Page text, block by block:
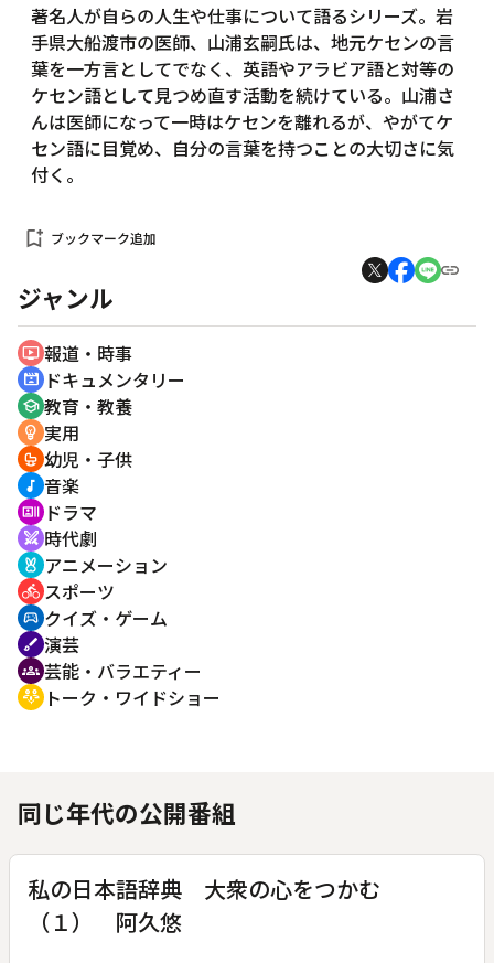
著名人が自らの人生や仕事について語るシリーズ。岩
手県大船渡市の医師、山浦玄嗣氏は、地元ケセンの言
葉を一方言としてでなく、英語やアラビア語と対等の
ケセン語として見つめ直す活動を続けている。山浦さ
んは医師になって一時はケセンを離れるが、やがてケ
セン語に目覚め、自分の言葉を持つことの大切さに気
付く。
bookmark_add ブックマーク追加
ジャンル
ondemand_video 報道・時事
cinematic_blur ドキュメンタリー
school 教育・教養
emoji_objects 実用
crib 幼児・子供
music_note 音楽
recent_actors ドラマ
swords 時代劇
cruelty_free アニメーション
directions_bike スポーツ
sports_esports クイズ・ゲーム
brush 演芸
groups 芸能・バラエティー
adaptive_audio_mic トーク・ワイドショー
同じ年代の公開番組
私の日本語辞典 大衆の心をつかむ
（１） 阿久悠